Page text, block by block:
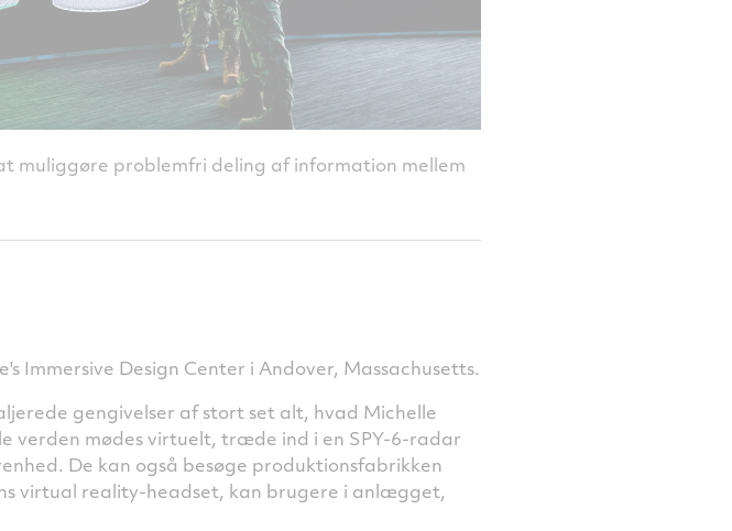
muliggøre problemfri deling af information mellem
Immersive Design Center i Andover, Massachusetts.
gengivelser af stort set alt, hvad Michelle
verden mødes virtuelt, træde ind i en SPY-6-radar
De kan også besøge produktionsfabrikken
virtual reality-headset, kan brugere i anlægget,